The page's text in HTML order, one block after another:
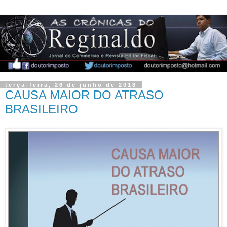
terça-feira, 26 de junho de 2018
CAUSA MAIOR DO ATRASO
BRASILEIRO